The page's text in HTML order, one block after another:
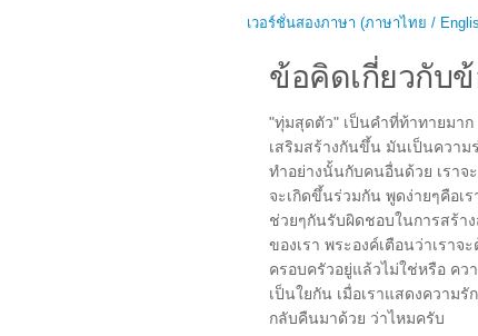
เวอร์ชั่นสองภาษา (ภาษาไทย /
ข้อคิดเกี่ยวกับ
"ทุ่มสุดตัว" เป็นคำที่ท้าทายมาก
เสริมสร้างกันขึ้น มันเป็นความ
ทำอย่างนั้นกับคนอื่นด้วย เราจ
จะเกิดขึ้นร่วมกัน พูดง่ายๆคือเ
ช่วยๆกันรับผิดชอบในการสร้
ของเรา พระองค์เตือนว่าเรา
ครอบครัวอยู่แล้วไม่ใช่หรือ คว
เป็นใยกัน เมื่อเราแสดงความ
กลับคืนมาด้วย ว่าไหมครับ